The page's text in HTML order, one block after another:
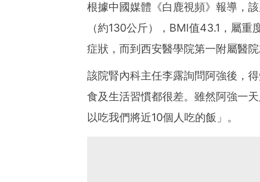
根據中國媒體《白鹿視頻》報導，
（約130公斤），BMI值43.1，屬
症狀，而到西安醫學院第一附屬醫院
該院腎內科主任李露詢問阿強後，
食及生活習慣都很差。雖然阿強一
以吃我們將近10個人吃的飯」。